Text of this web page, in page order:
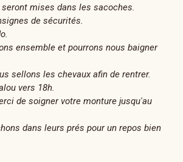
mises dans les sacoches.
de sécurités.
ensemble et pourrons nous baigner
sellons les chevaux afin de rentrer.
vers 18h.
de soigner votre monture jusqu'au
dans leurs prés pour un repos bien